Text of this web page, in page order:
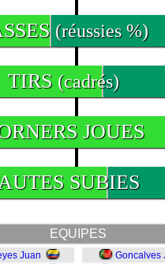
(réussies %)
TIRS (cadrés)
JOUES
SUBIES
EQUIPES
Juan
Goncalves